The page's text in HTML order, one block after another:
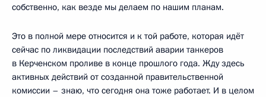
собственно, как везде мы делаем по нашим планам.
Это в полной мере относится и к той работе, которая идёт
сейчас по ликвидации последствий аварии танкеров
в Керченском проливе в конце прошлого года. Жду здесь
активных действий от созданной правительственной
комиссии – знаю, что сегодня она тоже работает. И в целом